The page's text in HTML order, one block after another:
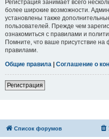
Регистрация занимает всего
более широкие возможности.
установлены также
пользователей. Прежде чем
ознакомиться с правилами и
Помните, что ваше присутствие на
правилами.
Общие правила | Соглашение о
Регистрация
Список форумов